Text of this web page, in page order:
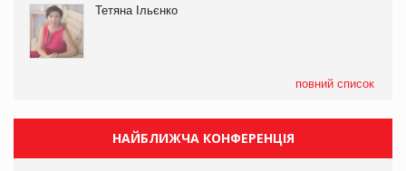
Тетяна Ільєнко
повний список
НАЙБЛИЖЧА КОНФЕРЕНЦІЯ